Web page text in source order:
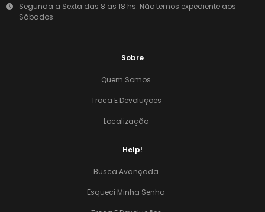
Segunda a Sexta das 8 as 18 hs. Não temos expediente aos
Sábados
Sobre
Quem Somos
Troca E Devoluções
Localização
Help!
Busca Avançada
Esqueci Minha Senha